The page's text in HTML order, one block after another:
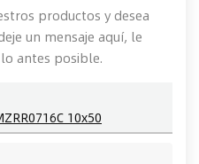
productos y desea
un mensaje aquí, le
antes posible.
10x50